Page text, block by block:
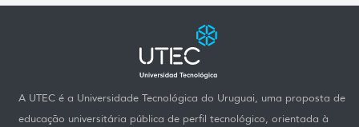
A UTEC é a Universidade Tecnológica do Uruguai, uma proposta de
educação universitária pública de perfil tecnológico, orientada à